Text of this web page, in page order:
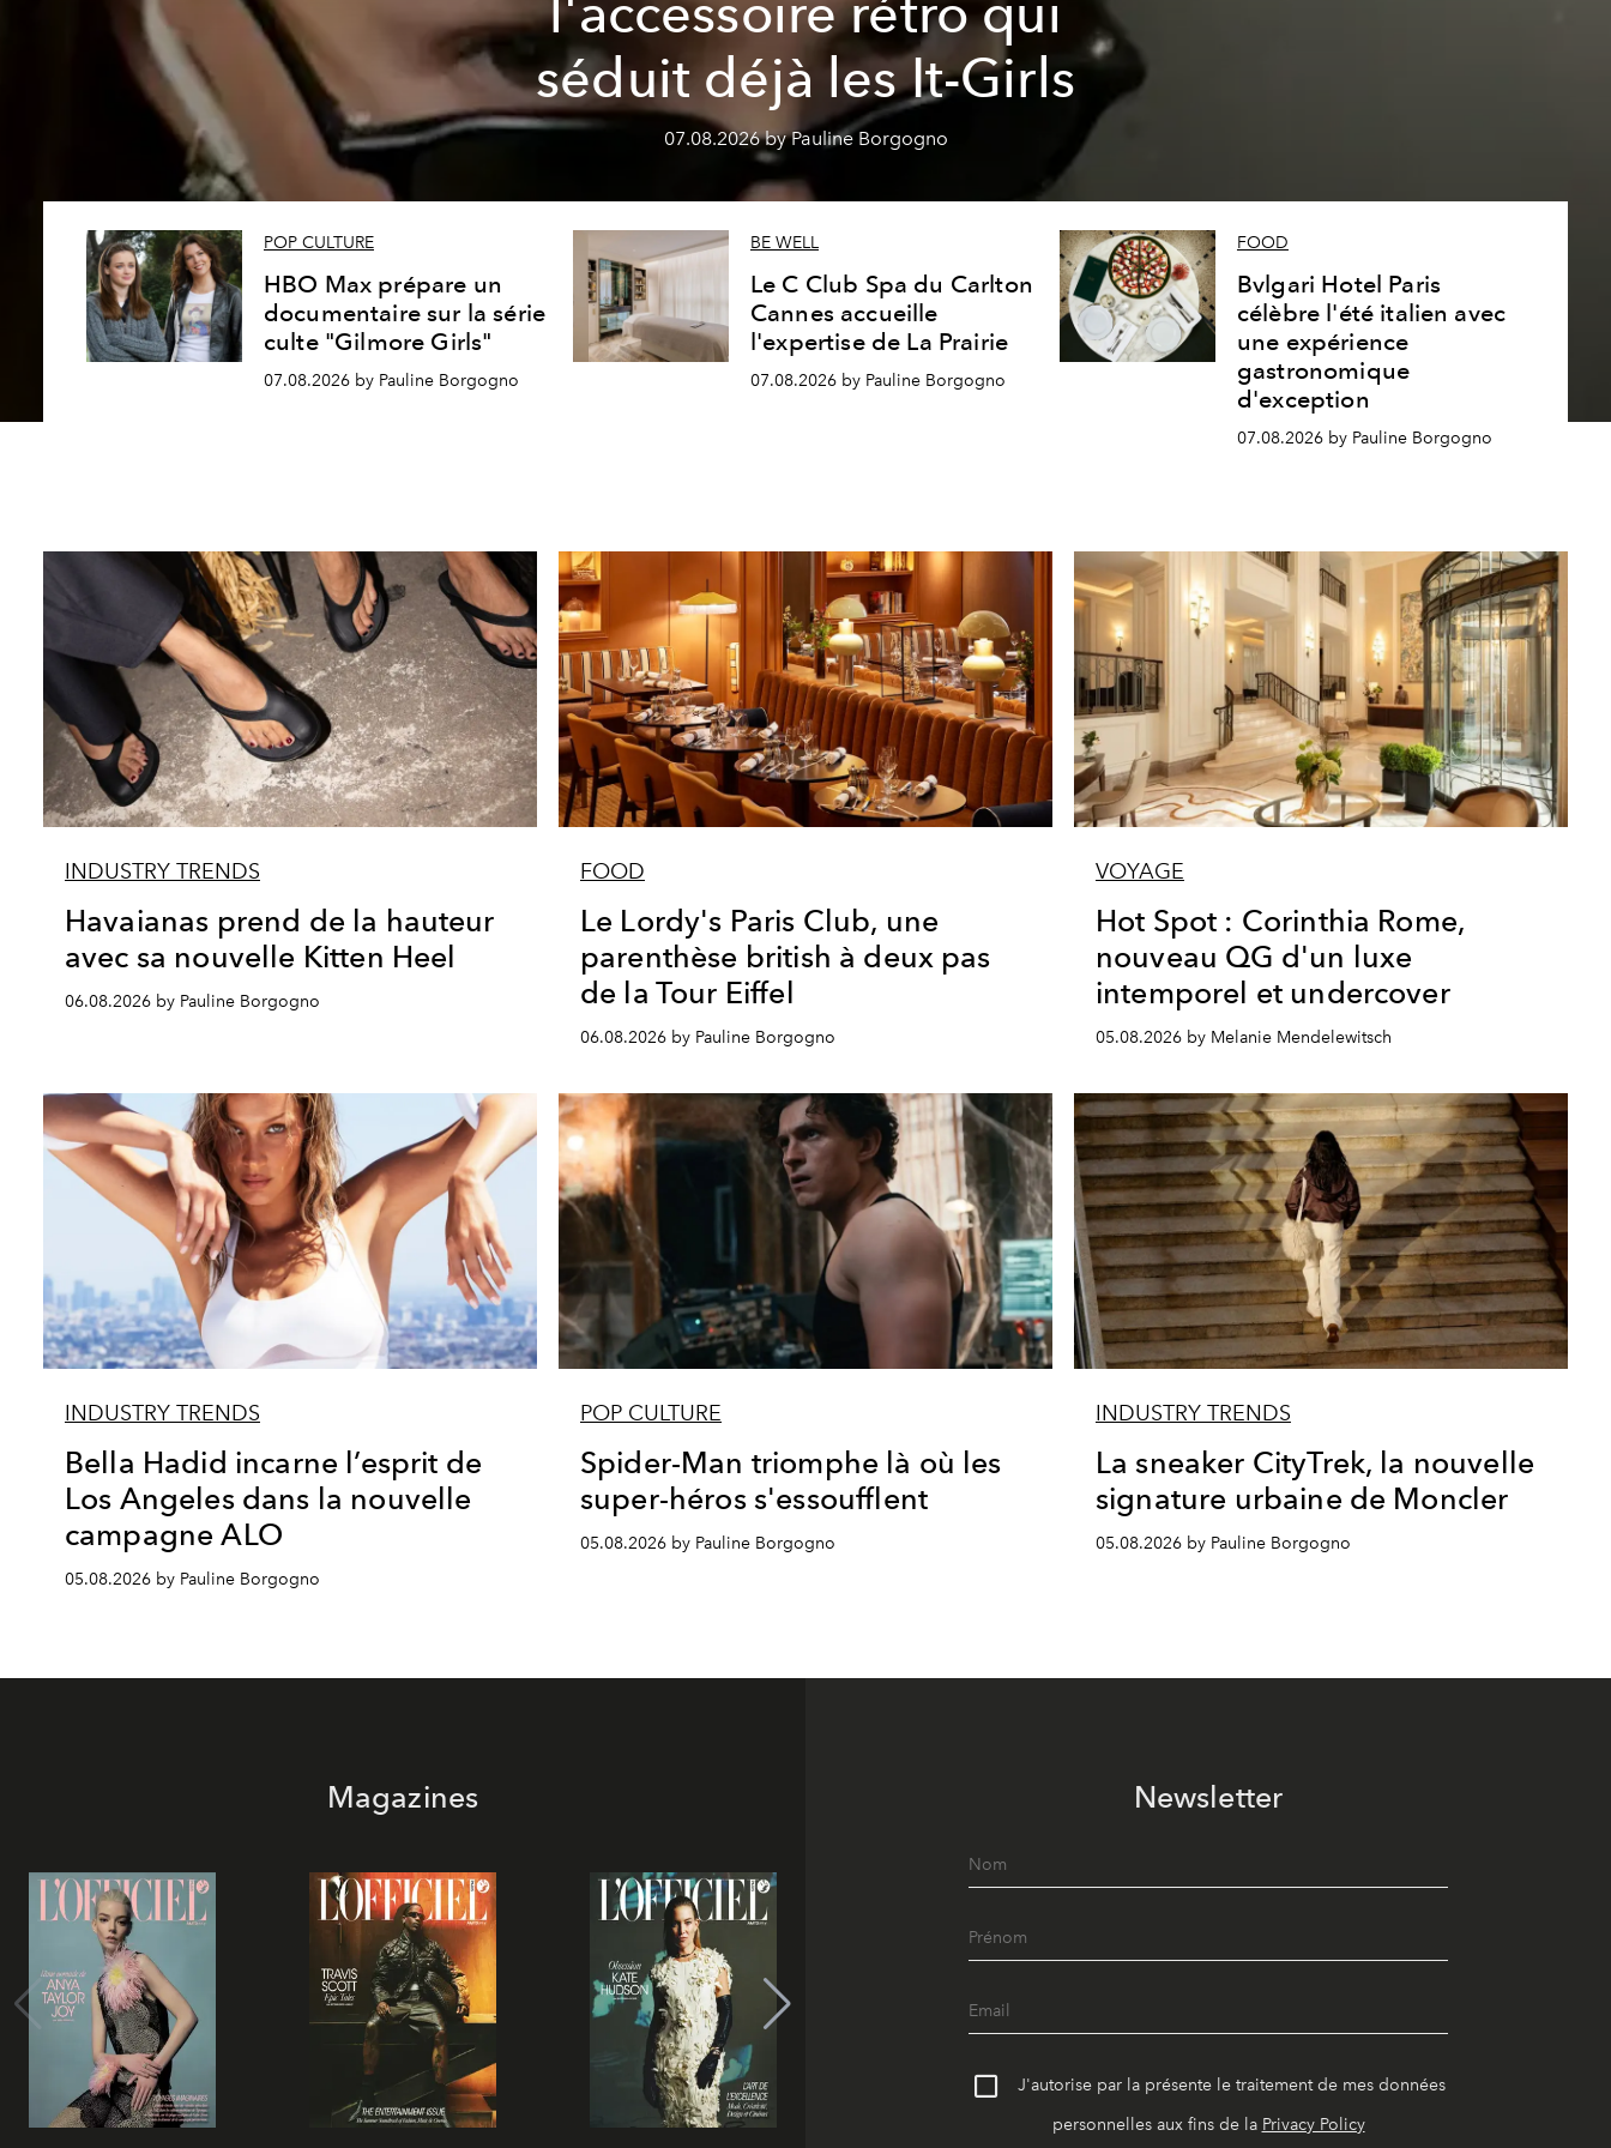
l'accessoire rétro qui
séduit déjà les It-Girls
07.08.2026 by Pauline Borgogno
POP CULTURE
HBO Max prépare un
documentaire sur la série
culte "Gilmore Girls"
07.08.2026 by Pauline Borgogno
BE WELL
Le C Club Spa du Carlton
Cannes accueille
l'expertise de La Prairie
07.08.2026 by Pauline Borgogno
FOOD
Bvlgari Hotel Paris
célèbre l'été italien avec
une expérience
gastronomique
d'exception
07.08.2026 by Pauline Borgogno
INDUSTRY TRENDS
Havaianas prend de la hauteur
avec sa nouvelle Kitten Heel
06.08.2026 by Pauline Borgogno
FOOD
Le Lordy's Paris Club, une
parenthèse british à deux pas
de la Tour Eiffel
06.08.2026 by Pauline Borgogno
VOYAGE
Hot Spot : Corinthia Rome,
nouveau QG d'un luxe
intemporel et undercover
05.08.2026 by Melanie Mendelewitsch
INDUSTRY TRENDS
Bella Hadid incarne l’esprit de
Los Angeles dans la nouvelle
campagne ALO
05.08.2026 by Pauline Borgogno
POP CULTURE
Spider-Man triomphe là où les
super-héros s'essoufflent
05.08.2026 by Pauline Borgogno
INDUSTRY TRENDS
La sneaker CityTrek, la nouvelle
signature urbaine de Moncler
05.08.2026 by Pauline Borgogno
Magazines Newsletter
J'autorise par la présente le traitement de mes données
personnelles aux fins de la Privacy Policy